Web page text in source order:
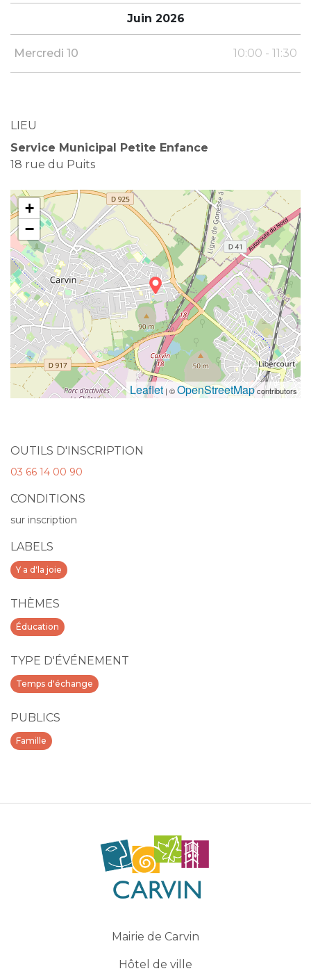
Juin 2026
Mercredi 10 10:00 - 11:30
LIEU
Service Municipal Petite Enfance
18 rue du Puits
+
−
Leaflet| ©OpenStreetMapcontributors
OUTILS D'INSCRIPTION
03 66 14 00 90
CONDITIONS
sur inscription
LABELS
Y a d'la joie
THÈMES
Éducation
TYPE D'ÉVÉNEMENT
Temps d'échange
PUBLICS
Famille
Mairie de Carvin
Hôtel de ville